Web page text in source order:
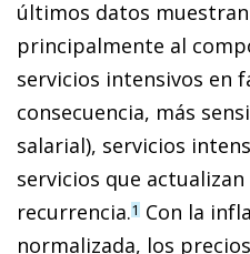
últimos datos
principalmente al
servicios intensivos en
consecuencia, más
salarial), servicios
servicios que
recurrencia.1 Con la
normalizada, los